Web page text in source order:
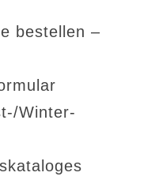
bestellen –
Winter-